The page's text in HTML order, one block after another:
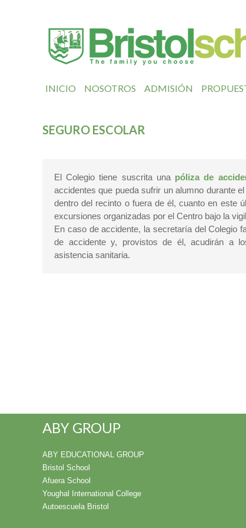
INICIO NOSOTROS ADMISIÓN
SEGURO ESCOLAR
El Colegio tiene suscrita una póliza de
accidentes que pueda sufrir un alumno durante
dentro del recinto o fuera de él, cuanto en este
excursiones organizadas por el Centro bajo la
En caso de accidente, la secretaría del Colegio
de accidente y, provistos de él, acudirán a
asistencia sanitaria.
ABY GROUP
ABY EDUCATIONAL GROUP
Bristol School
Afuera School
Youghal International College
Autoescuela Bristol